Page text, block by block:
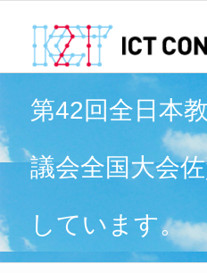
第42回全日本
議会全国大会
しています。